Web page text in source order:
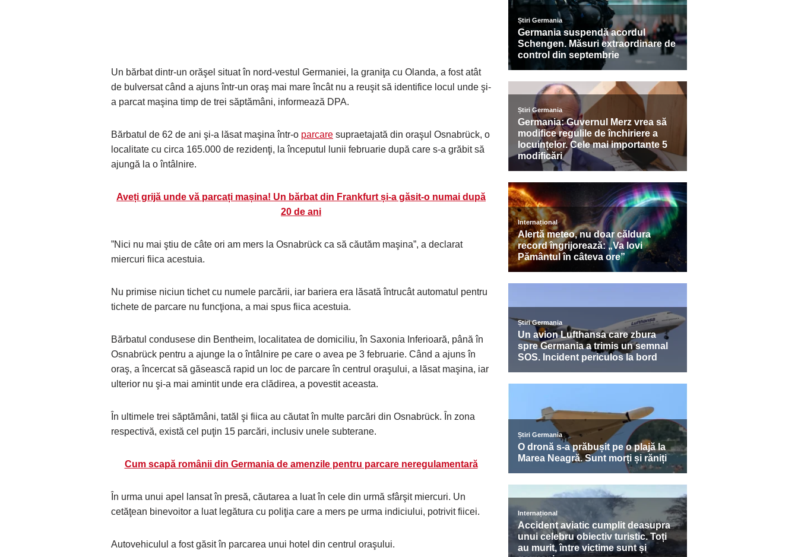
Un bărbat dintr-un orăşel situat în nord-vestul Germaniei, la graniţa cu Olanda, a fost atât
de bulversat când a ajuns într-un oraş mai mare încât nu a reuşit să identifice locul unde şi-
a parcat maşina timp de trei săptămâni, informează DPA.
Bărbatul de 62 de ani şi-a lăsat maşina într-o parcare supraetajată din oraşul Osnabrück, o
localitate cu circa 165.000 de rezidenţi, la începutul lunii februarie după care s-a grăbit să
ajungă la o întâlnire.
Aveți grijă unde vă parcați mașina! Un bărbat din Frankfurt și-a găsit-o numai după
20 de ani
”Nici nu mai ştiu de câte ori am mers la Osnabrück ca să căutăm maşina”, a declarat
miercuri fiica acestuia.
Nu primise niciun tichet cu numele parcării, iar bariera era lăsată întrucât automatul pentru
tichete de parcare nu funcţiona, a mai spus fiica acestuia.
Bărbatul condusese din Bentheim, localitatea de domiciliu, în Saxonia Inferioară, până în
Osnabrück pentru a ajunge la o întâlnire pe care o avea pe 3 februarie. Când a ajuns în
oraş, a încercat să găsească rapid un loc de parcare în centrul oraşului, a lăsat maşina, iar
ulterior nu şi-a mai amintit unde era clădirea, a povestit aceasta.
În ultimele trei săptămâni, tatăl şi fiica au căutat în multe parcări din Osnabrück. În zona
respectivă, există cel puţin 15 parcări, inclusiv unele subterane.
Cum scapă românii din Germania de amenzile pentru parcare neregulamentară
În urma unui apel lansat în presă, căutarea a luat în cele din urmă sfârşit miercuri. Un
cetăţean binevoitor a luat legătura cu poliţia care a mers pe urma indiciului, potrivit fiicei.
Autovehiculul a fost găsit în parcarea unui hotel din centrul oraşului.